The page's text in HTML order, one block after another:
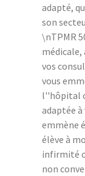
adapté,
son
\nTPMR
médicale,
vos
vous
l''hôpital
adaptée
emmène
élève à
infirmité
non